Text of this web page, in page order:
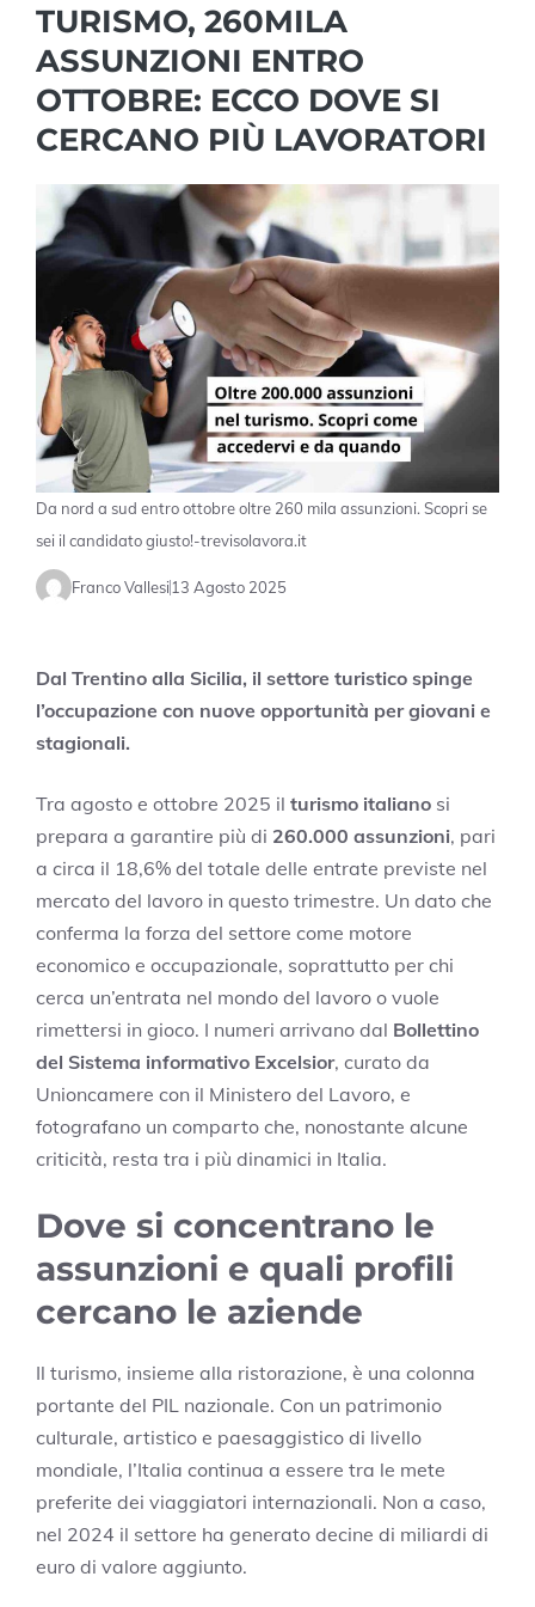
TURISMO, 260MILA
ASSUNZIONI ENTRO
OTTOBRE: ECCO DOVE SI
CERCANO PIÙ LAVORATORI
Da nord a sud entro ottobre oltre 260 mila assunzioni. Scopri se
sei il candidato giusto!-trevisolavora.it
Franco Vallesi13 Agosto 2025
Dal Trentino alla Sicilia, il settore turistico spinge
l’occupazione con nuove opportunità per giovani e
stagionali.
Tra agosto e ottobre 2025 il turismo italiano si
prepara a garantire più di 260.000 assunzioni, pari
a circa il 18,6% del totale delle entrate previste nel
mercato del lavoro in questo trimestre. Un dato che
conferma la forza del settore come motore
economico e occupazionale, soprattutto per chi
cerca un’entrata nel mondo del lavoro o vuole
rimettersi in gioco. I numeri arrivano dal Bollettino
del Sistema informativo Excelsior, curato da
Unioncamere con il Ministero del Lavoro, e
fotografano un comparto che, nonostante alcune
criticità, resta tra i più dinamici in Italia.
Dove si concentrano le
assunzioni e quali profili
cercano le aziende
Il turismo, insieme alla ristorazione, è una colonna
portante del PIL nazionale. Con un patrimonio
culturale, artistico e paesaggistico di livello
mondiale, l’Italia continua a essere tra le mete
preferite dei viaggiatori internazionali. Non a caso,
nel 2024 il settore ha generato decine di miliardi di
euro di valore aggiunto.